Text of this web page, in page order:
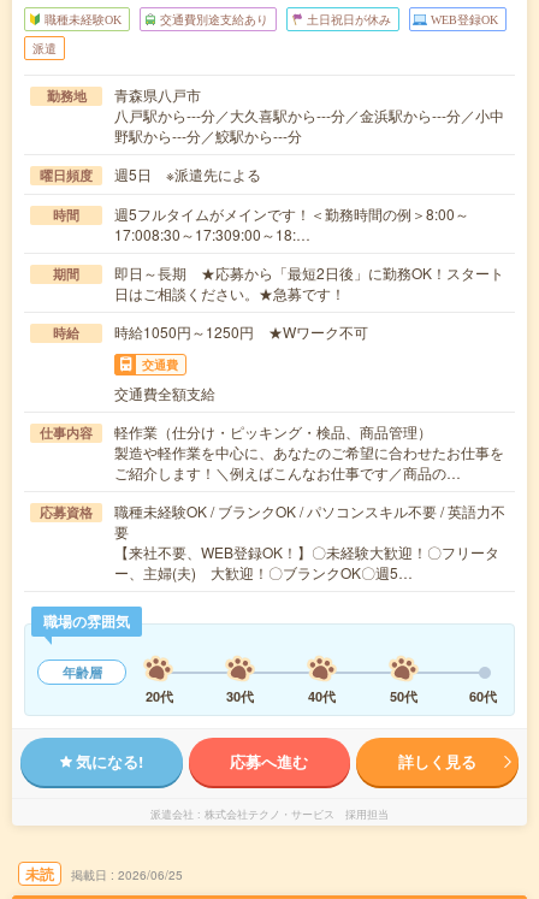
職種未経験OK 交通費別途支給あり 土日祝日が休み WEB登録OK
派遣
勤務地
青森県八戸市
八戸駅から---分／大久喜駅から---分／金浜駅から---分／小中
野駅から---分／鮫駅から---分
曜日頻度 週5日 ※派遣先による
時間
週5フルタイムがメインです！＜勤務時間の例＞8:00～
17:008:30～17:309:00～18:…
期間
即日～長期 ★応募から「最短2日後」に勤務OK！スタート
日はご相談ください。★急募です！
時給 時給1050円～1250円 ★Wワーク不可
交通費
交通費全額支給
仕事内容
軽作業（仕分け・ピッキング・検品、商品管理）
製造や軽作業を中心に、あなたのご希望に合わせたお仕事を
ご紹介します！＼例えばこんなお仕事です／商品の…
応募資格
職種未経験OK / ブランクOK / パソコンスキル不要 / 英語力不
要
【来社不要、WEB登録OK！】〇未経験大歓迎！〇フリータ
ー、主婦(夫) 大歓迎！〇ブランクOK〇週5…
職場の雰囲気
年齢層
20代
30代 40代 50代 60代
気になる! 応募へ進む 詳しく見る
派遣会社 株式会社テクノ・サービス 採用担当
未読 掲載日 2026/06/25